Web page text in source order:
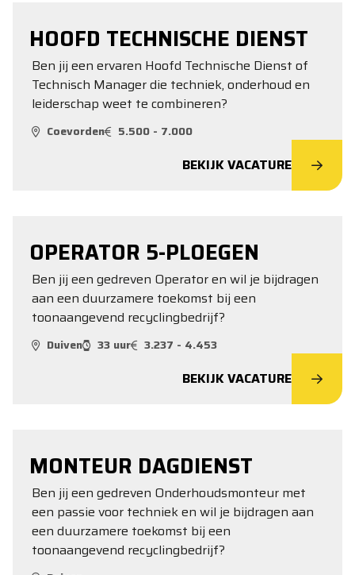
HOOFD TECHNISCHE DIENST
Ben jij een ervaren Hoofd Technische Dienst of
Technisch Manager die techniek, onderhoud en
leiderschap weet te combineren?
Coevorden 5.500 - 7.000
BEKIJK VACATURE
OPERATOR 5-PLOEGEN
Ben jij een gedreven Operator en wil je bijdragen
aan een duurzamere toekomst bij een
toonaangevend recyclingbedrijf?
Duiven 33 uur 3.237 - 4.453
BEKIJK VACATURE
MONTEUR DAGDIENST
Ben jij een gedreven Onderhoudsmonteur met
een passie voor techniek en wil je bijdragen aan
een duurzamere toekomst bij een
toonaangevend recyclingbedrijf?